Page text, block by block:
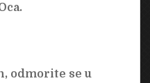
odmorite se u